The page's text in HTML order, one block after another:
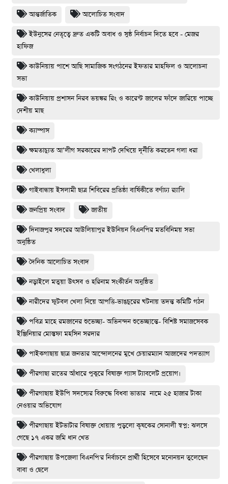
আন্তর্জাতিক আলোচিত সংবাদ
ইউনুসের নেতৃত্বে দ্রুত একটি অবাধ ও সুষ্ঠ নির্বাচন দিতে হবে - মেজর
হাফিজ
কাউনিয়ায় পাশে আছি সামাজিক সংগঠনের ইফতার মাহফিল ও আলোচনা
সভা
কাউনিয়ায় প্রশাসন নিরব ভয়ঙ্কর রিং ও কারেন্ট জালের ফাঁদে জারিয়ে পাচ্ছে
দেশীয় মাছ
ক্যাম্পাস
ক্ষমতাচ্যুত আ’লীগ সরকারের দাপট দেখিয়ে দূর্নীতি করতেন গলা ধরা
খেলাধুলা
গাইবান্ধায় ইসলামী ছাত্র শিবিরের প্রতিষ্ঠা বার্ষিকীতে বর্ণাঢ্য র‌্যালি
জনপ্রিয় সংবাদ জাতীয়
দিনাজপুর সদরের আউলিয়াপুর ইউনিয়ন বিএনপির মতবিনিময় সভা
অনুষ্ঠিত
দৈনিক আলোচিত সংবাদ
নড়াইলে মতুয়া উৎসব ও হরিনাম সংকীর্তন অনুষ্ঠিত
নারীদের ফুটবল খেলা নিয়ে আপত্তি-ভাঙচুরের ঘটনায় তদন্ত কমিটি গঠন
পবিত্র মাহে রমজানের শুভেচ্ছা- অভিনন্দন শুভেচ্ছান্তে- বিশিষ্ট সমাজসেবক
ইঞ্জিনিয়ার মোস্তফা মহসিন সরদার
পাইকগাছায় ছাত্র জনতার আন্দোলনের মুখে চেয়ারম্যান আজাদের পদত্যাগ
পীরগাছা রাতের আঁধারে পুকুরে বিষাক্ত গ্যাস ট্যাবলেট প্রয়োগ।
পীরগাছায় ইউপি সদস্যের বিরুদ্ধে বিধবা ভাতার নামে ২৫ হাজার টাকা
নেওয়ার অভিযোগ
পীরগাছায় ইটভাটার বিষাক্ত ধোয়ায় পুড়লো কৃষকের সোনালী স্বপ্ন: ঝলসে
গেছে ১৭ একর জমি ধান খেত
পীরগাছায় উপজেলা বিএনপি'র নির্বাচনে প্রার্থী হিসেবে মনোনয়ন তুলেছেন
বাবা ও ছেলে